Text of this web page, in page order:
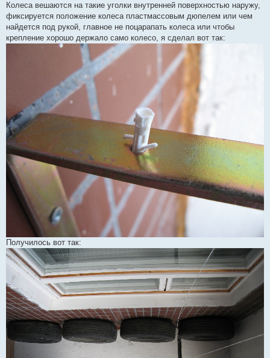
Колеса вешаются на такие уголки внутренней поверхностью наружу,
фиксируется положение колеса пластмассовым дюпелем или чем
найдется под рукой, главное не поцарапать колеса или чтобы
крепление хорошо держало само колесо, я сделал вот так:
Получилось вот так: